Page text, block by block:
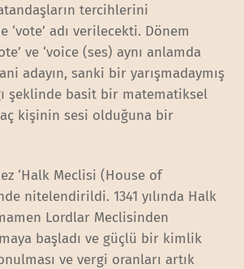
tercihlerini
adı verilecekti. Dönem
ve ‘voice (ses) aynı anlamda
adayın, sanki bir yarışmadaymış
şeklinde basit bir matematiksel
kişinin sesi olduğuna bir
‘Halk Meclisi (House of
nitelendirildi. 1341 yılında Halk
Lordlar Meclisinden
başladı ve güçlü bir kimlik
ve vergi oranları artık